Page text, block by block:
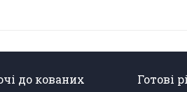
до кованих
Готові